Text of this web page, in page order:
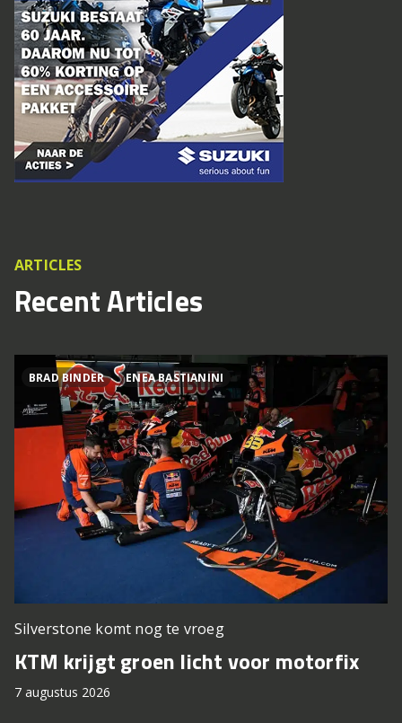
ARTICLES
Recent Articles
BRAD BINDER ENEA BASTIANINI
Silverstone komt nog te vroeg
KTM krijgt groen licht voor motorfix
7 augustus 2026